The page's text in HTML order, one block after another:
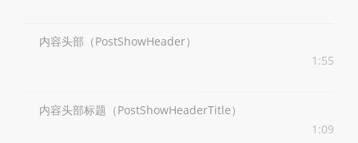
内容头部（PostShowHeader）
1:55
内容头部标题（PostShowHeaderTitle）
1:09